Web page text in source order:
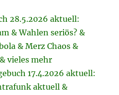
28.5.2026 aktuell:
& Wahlen seriös? &
& Merz Chaos &
vieles mehr
17.4.2026 aktuell:
aktuell &